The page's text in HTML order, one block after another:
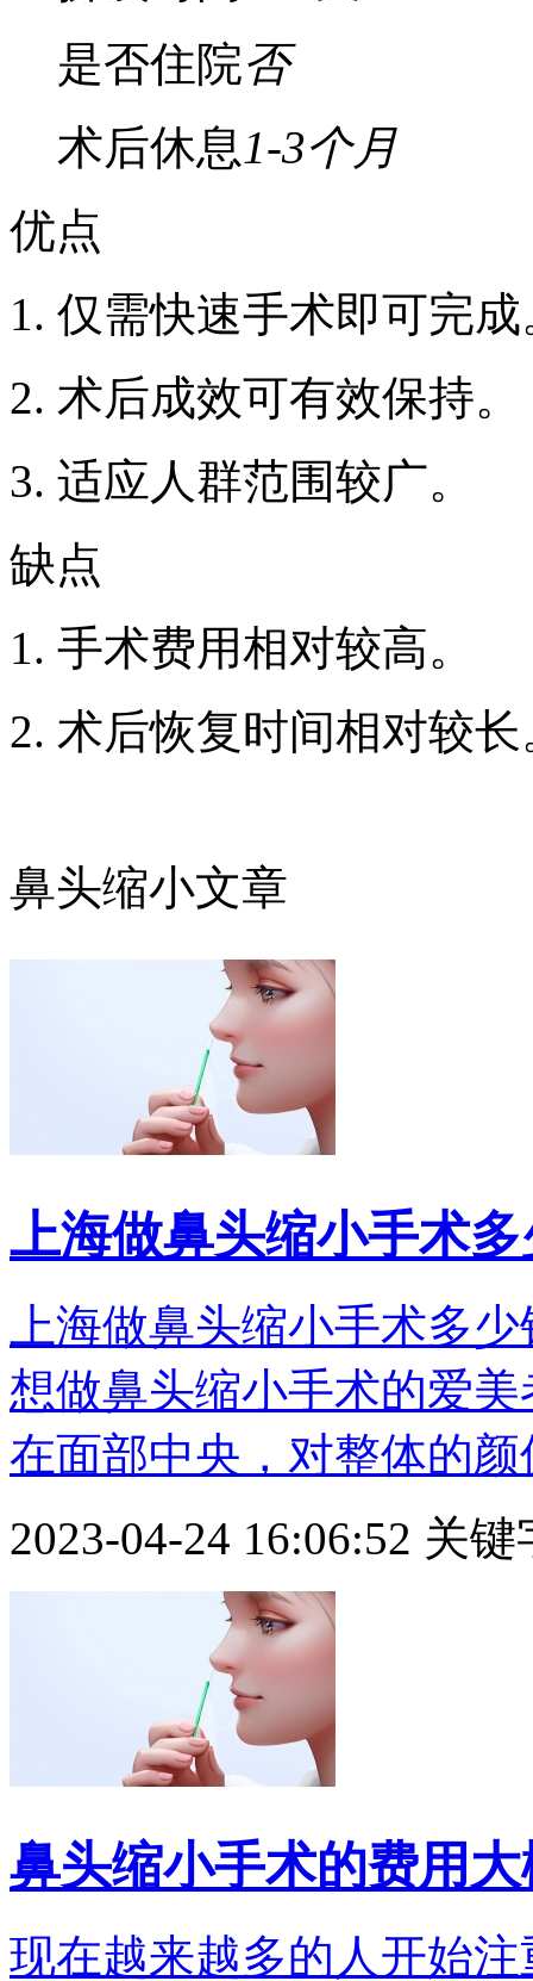
是否住院否
术后休息1-3个月
优点
1. 仅需快速手术即可完成
2. 术后成效可有效保持。
3. 适应人群范围较广。
缺点
1. 手术费用相对较高。
2. 术后恢复时间相对较长
鼻头缩小文章
上海做鼻头缩小手术
上海做鼻头缩小手术多
想做鼻头缩小手术的爱
在面部中央，对整体的颜
2023-04-24 16:06:52 关键
鼻头缩小手术的费用
现在越来越多的人开始